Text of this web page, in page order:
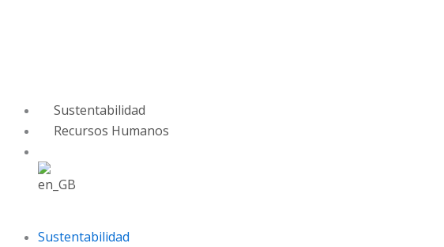
Sustentabilidad
Recursos Humanos
Sustentabilidad